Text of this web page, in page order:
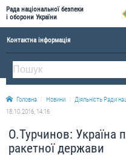
Рада національної безпеки
і оборони України
Контактна інформація
ПРО РНБОУ
Склад Ради національної безпеки і
Апарат Ради національної безпеки і
Історична довідка про діяльність Ради
Головна Новини
Діяльність Ради
18.10.2016, 14:16
О.Турчинов: Україна
ракетної держави